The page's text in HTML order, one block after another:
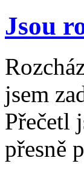
Jsou
jsem
Přečetl
přesně